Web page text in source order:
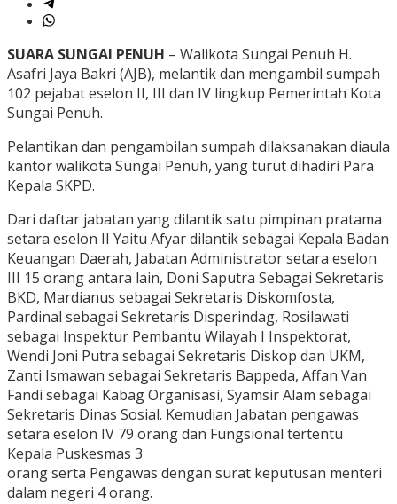
SUARA SUNGAI PENUH – Walikota Sungai Penuh H.
Asafri Jaya Bakri (AJB), melantik dan mengambil sumpah
102 pejabat eselon II, III dan IV lingkup Pemerintah Kota
Sungai Penuh.
Pelantikan dan pengambilan sumpah dilaksanakan diaula
kantor walikota Sungai Penuh, yang turut dihadiri Para
Kepala SKPD.
Dari daftar jabatan yang dilantik satu pimpinan pratama
setara eselon II Yaitu Afyar dilantik sebagai Kepala Badan
Keuangan Daerah, Jabatan Administrator setara eselon
III 15 orang antara lain, Doni Saputra Sebagai Sekretaris
BKD, Mardianus sebagai Sekretaris Diskomfosta,
Pardinal sebagai Sekretaris Disperindag, Rosilawati
sebagai Inspektur Pembantu Wilayah I Inspektorat,
Wendi Joni Putra sebagai Sekretaris Diskop dan UKM,
Zanti Ismawan sebagai Sekretaris Bappeda, Affan Van
Fandi sebagai Kabag Organisasi, Syamsir Alam sebagai
Sekretaris Dinas Sosial. Kemudian Jabatan pengawas
setara eselon IV 79 orang dan Fungsional tertentu
Kepala Puskesmas 3
orang serta Pengawas dengan surat keputusan menteri
dalam negeri 4 orang.